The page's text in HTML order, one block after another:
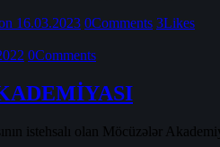
16.03.2023 0Comments 3Likes
0Comments
istehsalı olan Möcüzələr